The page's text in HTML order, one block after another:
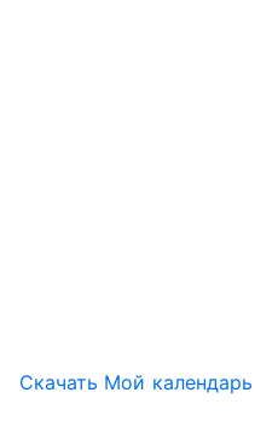
Скачать Мой календарь